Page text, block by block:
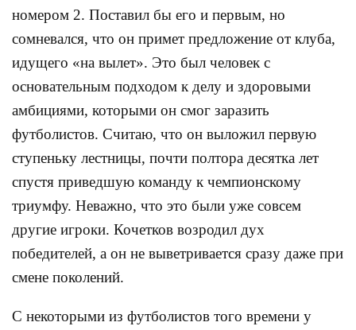
номером 2. Поставил бы его и первым, но
сомневался, что он примет предложение от клуба,
идущего «на вылет». Это был человек с
основательным подходом к делу и здоровыми
амбициями, которыми он смог заразить
футболистов. Считаю, что он выложил первую
ступеньку лестницы, почти полтора десятка лет
спустя приведшую команду к чемпионскому
триумфу. Неважно, что это были уже совсем
другие игроки. Кочетков возродил дух
победителей, а он не выветривается сразу даже при
смене поколений.
С некоторыми из футболистов того времени у